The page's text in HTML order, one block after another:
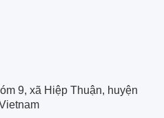
9, xã Hiệp Thuận, huyện